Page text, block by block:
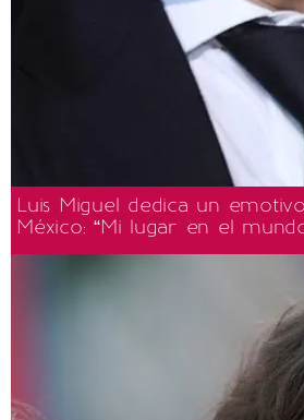
Luis Miguel dedica un
México: “Mi lugar en el